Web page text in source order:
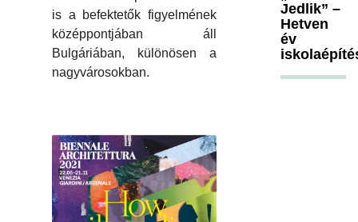
is a befektetők figyelmének
középpontjában áll
Bulgáriában, különösen a
nagyvárosokban.
Jedlik” –
Hetven
év